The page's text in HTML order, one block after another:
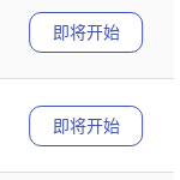
即将开始
即将开始